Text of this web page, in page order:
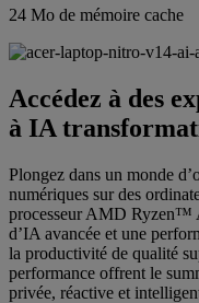
24 Mo de mémoire cache
Accédez à des
à IA
Plongez dans un monde
numériques sur des
processeur AMD Ryzen™
d’IA avancée et une
la productivité de qualité
performance offrent le
privée, réactive et